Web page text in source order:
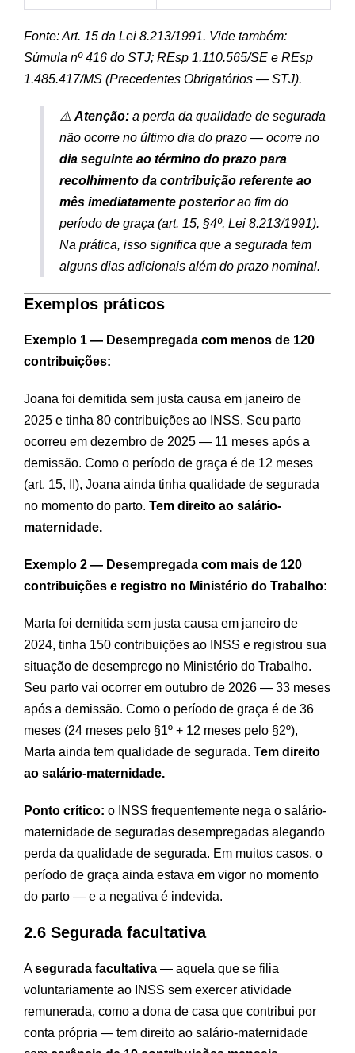
Fonte: Art. 15 da Lei 8.213/1991. Vide também:
Súmula nº 416 do STJ; REsp 1.110.565/SE e REsp
1.485.417/MS (Precedentes Obrigatórios — STJ).
⚠️ Atenção: a perda da qualidade de segurada
não ocorre no último dia do prazo — ocorre no
dia seguinte ao término do prazo para
recolhimento da contribuição referente ao
mês imediatamente posteriorao fim do
período de graça (art. 15, §4º, Lei 8.213/1991).
Na prática, isso significa que a segurada tem
alguns dias adicionais além do prazo nominal.
Exemplos práticos
Exemplo 1 — Desempregada com menos de 120
contribuições:
Joana foi demitida sem justa causa em janeiro de
2025 e tinha 80 contribuições ao INSS. Seu parto
ocorreu em dezembro de 2025 — 11 meses após a
demissão. Como o período de graça é de 12 meses
(art. 15, II), Joana ainda tinha qualidade de segurada
no momento do parto. Tem direito ao salário-
maternidade.
Exemplo 2 — Desempregada com mais de 120
contribuições e registro no Ministério do Trabalho:
Marta foi demitida sem justa causa em janeiro de
2024, tinha 150 contribuições ao INSS e registrou sua
situação de desemprego no Ministério do Trabalho.
Seu parto vai ocorrer em outubro de 2026 — 33 meses
após a demissão. Como o período de graça é de 36
meses (24 meses pelo §1º + 12 meses pelo §2º),
Marta ainda tem qualidade de segurada. Tem direito
ao salário-maternidade.
Ponto crítico: o INSS frequentemente nega o salário-
maternidade de seguradas desempregadas alegando
perda da qualidade de segurada. Em muitos casos, o
período de graça ainda estava em vigor no momento
do parto — e a negativa é indevida.
2.6 Segurada facultativa
Asegurada facultativa — aquela que se filia
voluntariamente ao INSS sem exercer atividade
remunerada, como a dona de casa que contribui por
conta própria — tem direito ao salário-maternidade